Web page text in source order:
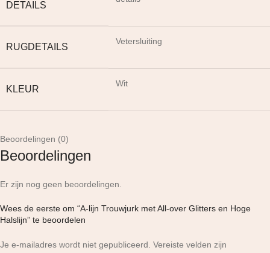
DETAILS
RUGDETAILS
Vetersluiting
KLEUR
Wit
Beoordelingen (0)
Beoordelingen
Er zijn nog geen beoordelingen.
Wees de eerste om “A-lijn Trouwjurk met All-over Glitters en Hoge
Halslijn” te beoordelen
Je e-mailadres wordt niet gepubliceerd. Vereiste velden zijn